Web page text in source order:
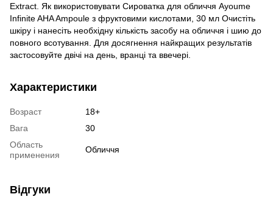
Extract. Як використовувати Сироватка для обличчя Ayoume
Infinite AHA Ampoule з фруктовими кислотами, 30 мл Очистіть
шкіру і нанесіть необхідну кількість засобу на обличчя і шию до
повного всотування. Для досягнення найкращих результатів
застосовуйте двічі на день, вранці та ввечері.
Характеристики
Возраст
18+
Вага
30
Область
применения
Обличчя
Відгуки